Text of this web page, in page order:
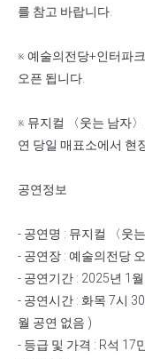
를 참고 바랍니다.
※ 예술의전당+인터파
오픈 됩니다.
※ 뮤지컬 〈웃는 남자
연 당일 매표소에서 현
공연정보
- 공연명 : 뮤지컬 〈웃
- 공연장 : 예술의전당
- 공연기간 : 2025년 1
- 공연시간 : 화목 7시
월 공연 없음 )
- 등급 및 가격 : R석 17